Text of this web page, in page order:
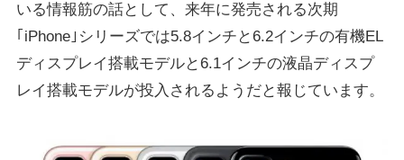
いる情報筋の話として、来年に発売される次期
｢iPhone｣シリーズでは5.8インチと6.2インチの有機EL
ディスプレイ搭載モデルと6.1インチの液晶ディスプ
レイ搭載モデルが投入されるようだと報じています。